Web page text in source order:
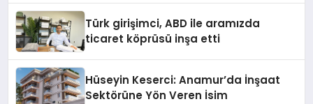
Türk girişimci, ABD ile aramızda
ticaret köprüsü inşa etti
Hüseyin Keserci: Anamur’da İnşaat
Sektörüne Yön Veren İsim